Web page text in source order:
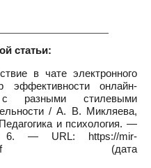
статьи:
в чате электронного
эффективности онлайн-
разными стилевыми
/ А. В. Микляева,
и психология. —
URL: https://mir-
(дата